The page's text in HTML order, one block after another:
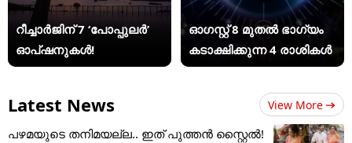
റീച്ചാർജിന് 7 ‘പോപ്പുലർ’
ഓപ്ഷനുകൾ!
ഓഗസ്റ്റ് 8 മുതൽ ഭാഗ്യം
കടാക്ഷിക്കുന്ന 4 രാശികൾ
Latest News View More
പഴമയുടെ തനിമയല്ല.. ഇത് പുത്തൻ സ്റ്റൈൽ!